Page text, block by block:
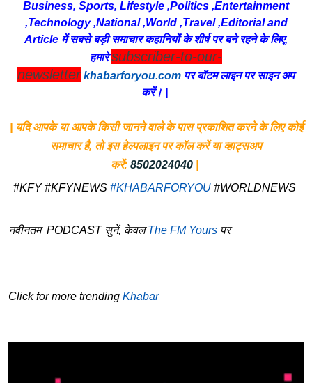
Business, Sports, Lifestyle ,Politics ,Entertainment
,Technology ,National ,World ,Travel ,Editorial and
Article में सबसे बड़ी समाचार कहानियों के शीर्ष पर बने रहने के लिए,
हमारेsubscriber-to-our-
newsletter khabarforyou.com पर बॉटम लाइन पर साइन अप
करें। |
| यदि आपके या आपके किसी जानने वाले के पास प्रकाशित करने के लिए कोई
समाचार है, तो इस हेल्पलाइन पर कॉल करें या व्हाट्सअप
करें: 8502024040
#KFY #KFYNEWS #KHABARFORYOU #WORLDNEWS
नवीनतम PODCAST सुनें, केवलThe FM Yours पर
Click for more trending Khabar